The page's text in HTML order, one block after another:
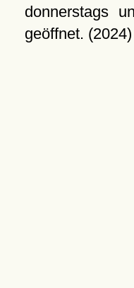
donnerstags
geöffnet. (2024)